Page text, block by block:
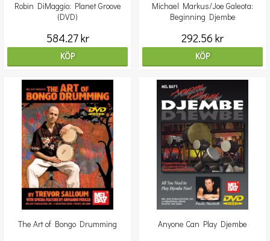
Robin DiMaggio: Planet Groove
(DVD)
584.27 kr
KÖP
Michael Markus/Joe Galeota:
Beginning Djembe
292.56 kr
KÖP
The Art of Bongo Drumming Anyone Can Play Djembe